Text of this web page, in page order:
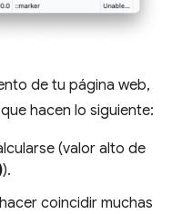
de tu página web,
hacen lo siguiente:
(valor alto de
).
coincidir muchas